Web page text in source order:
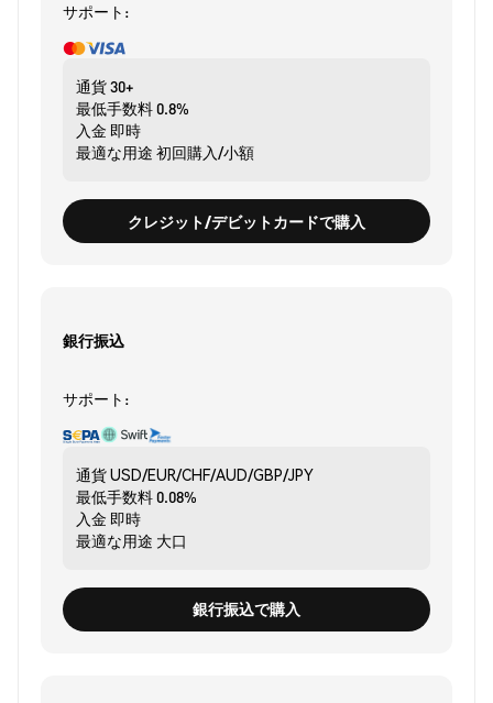
サポート:
通貨30+
最低手数料0.8%
入金 即時
最適な用途 初回購入/小額
クレジット/デビットカードで購入
銀行振込
サポート:
通貨USD/EUR/CHF/AUD/GBP/JPY
最低手数料0.08%
入金 即時
最適な用途 大口
銀行振込で購入